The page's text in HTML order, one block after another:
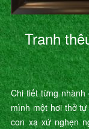
Tranh
Chi tiết từng nhành
mình một hơi thở
con xa xứ nghẹn